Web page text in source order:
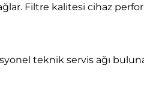
Filtre kalitesi cihaz
teknik servis ağı